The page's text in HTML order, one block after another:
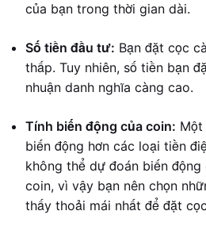
của bạn trong thời gian dài.
Số tiền đầu tư: Bạn đặt cọc
thấp. Tuy nhiên, số tiền bạn
nhuận danh nghĩa càng cao.
Tính biến động của coin:
biến động hơn các loại tiền
không thể dự đoán biến
coin, vì vậy bạn nên chọn
thấy thoải mái nhất để đặt